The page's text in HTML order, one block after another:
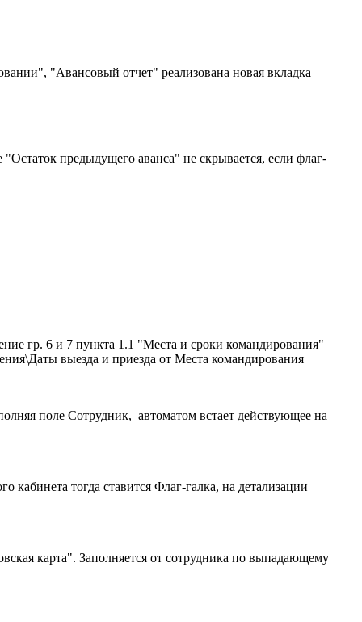
"Авансовый отчет" реализована новая вкладка
предыдущего аванса" не скрывается, если флаг-
гр. 6 и 7 пункта 1.1 "Места и сроки командирования"
выезда и приезда от Места командирования
поле Сотрудник, автоматом встает действующее на
тогда ставится Флаг-галка, на детализации
карта". Заполняется от сотрудника по выпадающему